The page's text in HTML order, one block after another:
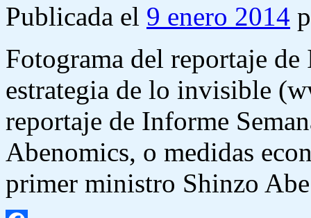
Publicada el 9 enero 2014
Fotograma del reportaje
estrategia de lo invisible
reportaje de Informe
Abenomics, o medidas
primer ministro Shinzo